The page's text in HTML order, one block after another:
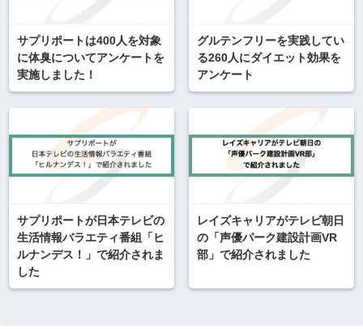
サプリポートは400人を対象
に体臭についてアンケートを
実施しました！
グルテンフリーを実践してい
る260人にダイエット効果を
アンケート
サプリポートが日本テレビの
生活情報バラエティ番組「ヒ
ルナンデス！」で紹介されま
した
レイズキャリアがテレビ朝日
の「声優パーク建設計画VR
部」で紹介されました